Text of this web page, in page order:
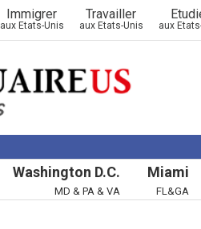
Immigrer
aux Etats-Unis
Travailler
aux Etats-Unis aux
Washington D.C.
MD & PA & VA
Miami
FL&GA